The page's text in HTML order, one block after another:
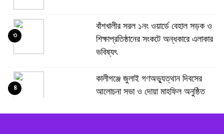
বাঁশখালীর সরল ১নং ওয়ার্ডে বেহাল সড়ক ও
শিক্ষাপ্রতিষ্ঠানের সংকটে অন্ধকারে এলাকার
ভবিষ্যৎ
৩
কালীগঞ্জে জুলাই গণঅভ্যুত্থান দিবসের
আলোচনা সভা ও দোয়া মাহফিল অনুষ্ঠিত
৪